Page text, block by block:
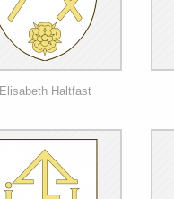
Elisabeth Haltfast